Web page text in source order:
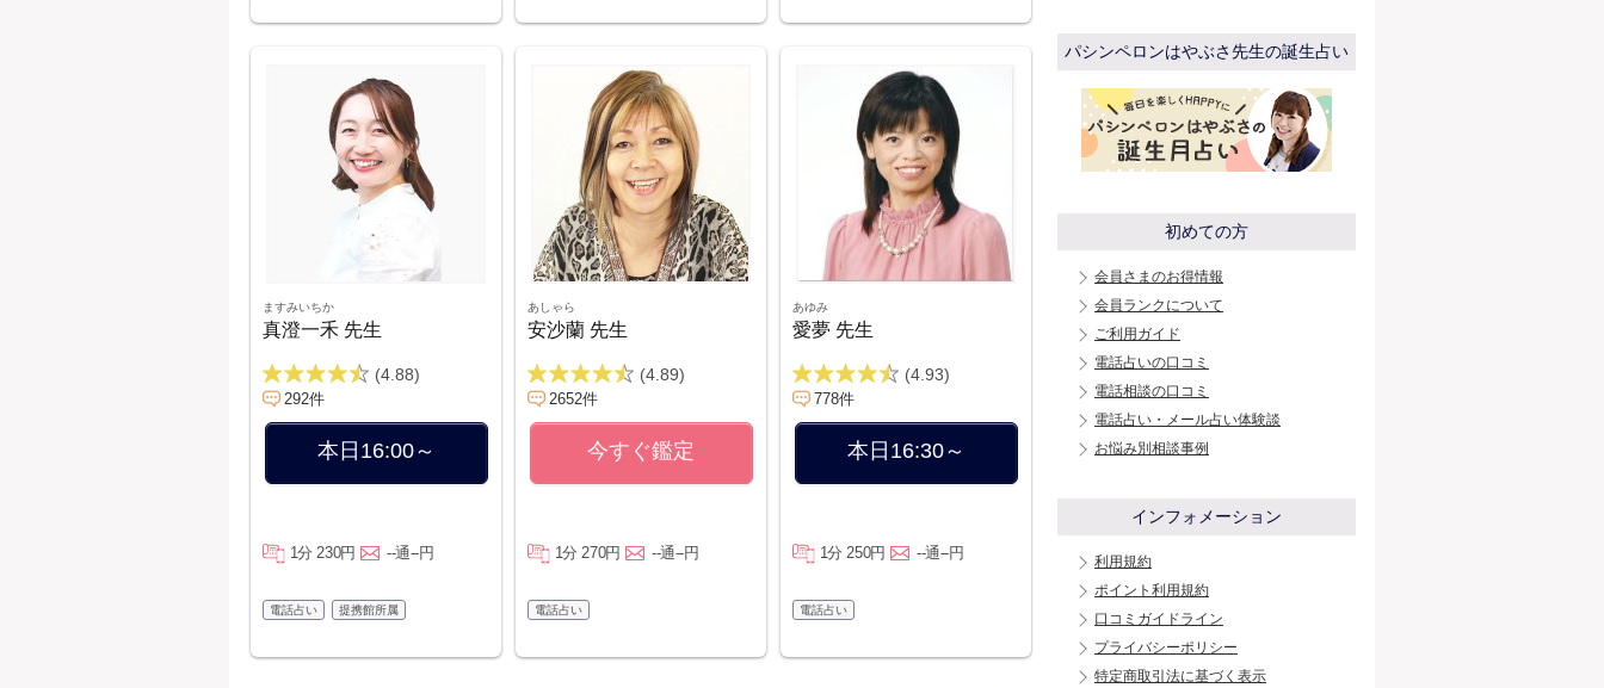
ますみいちか
真澄一禾 先生
(4.88)
292件
本日16:00～
1分 230円 --通--円
電話占い 提携館所属
あしゃら
安沙蘭 先生
(4.89)
2652件
今すぐ鑑定
1分 270円 --通--円
電話占い
あゆみ
愛夢 先生
(4.93)
778件
本日16:30～
1分 250円 --通--円
電話占い
パシンペロンはやぶさ先生の誕生占い
初めての方
会員さまのお得情報
会員ランクについて
ご利用ガイド
電話占いの口コミ
電話相談の口コミ
電話占い・メール占い体験談
お悩み別相談事例
インフォメーション
利用規約
ポイント利用規約
口コミガイドライン
プライバシーポリシー
特定商取引法に基づく表示